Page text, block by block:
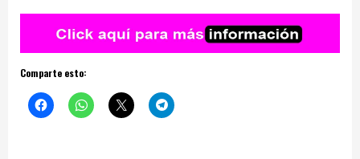
Comparte esto: